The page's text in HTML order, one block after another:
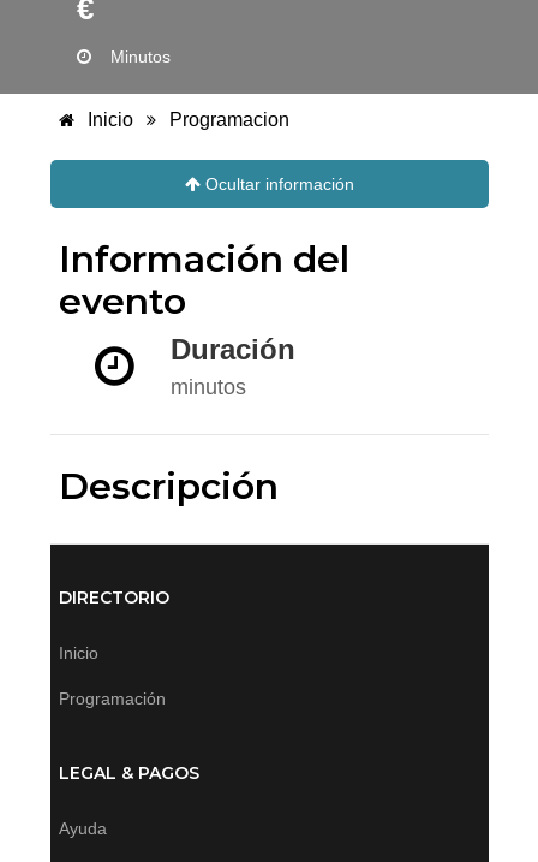
€
Minutos
Inicio Programacion
Ocultar información
Información del
evento
Duración
minutos
Descripción
DIRECTORIO
Inicio
Programación
LEGAL & PAGOS
Ayuda